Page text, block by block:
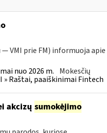
VMI prie FM) informuoja apie
nuo 2026 m. Mokesčių
» Raštai, paaiškinimai Fintech
akcizų sumokėjimo